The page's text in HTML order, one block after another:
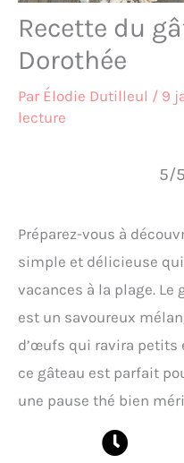
Recette du
Dorothée
Par Élodie Dutilleul / 9
lecture
5/
Préparez-vous à
simple et délicieuse
vacances à la plage. Le
est un savoureux
d’œufs qui ravira petits
ce gâteau est parfait
une pause thé bien